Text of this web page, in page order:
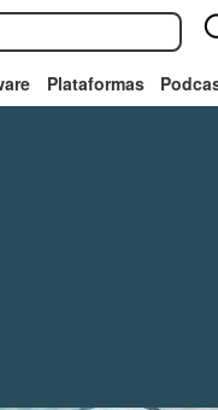
Plataformas